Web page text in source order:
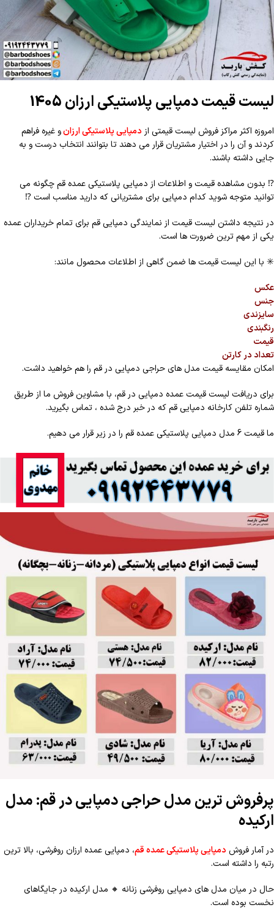
لیست قیمت دمپایی پلاستیکی ارزان 1405
امروزه اکثر مراکز فروش لیست قیمتی از دمپایی پلاستیکی ارزانو غیره فراهم
کردند و آن را در اختیار مشتریان قرار می دهند تا بتوانند انتخاب درست و به
جایی داشته باشند.
⁉️ بدون مشاهده قیمت و اطلاعات از دمپایی پلاستیکی عمده قم چگونه می
توانید متوجه شوید کدام دمپایی برای مشتریانی که دارید مناسب است ⁉️
در نتیجه داشتن لیست قیمت از نمایندگی دمپایی قم برای تمام خریداران عمده
یکی از مهم ترین ضرورت ها است.
✳️ با این لیست قیمت ها ضمن گاهی از اطلاعات محصول مانند:
عکس
جنس
سایزندی
رنگبندی
قیمت
تعداد در کارتن
امکان مقایسه قیمت مدل های حراجی دمپایی در قم را هم خواهید داشت.
برای دریافت لیست قیمت عمده دمپایی در قم، با مشاوین فروش ما از طریق
شماره تلفن کارخانه دمپایی قم که در خبر درج شده ، تماس بگیرید.
ما قیمت 6 مدل دمپایی پلاستیکی عمده قم را در زیر قرار می دهیم.
پرفروش ترین مدل حراجی دمپایی در قم: مدل
ارکیده
در آمار فروش دمپایی پلاستیکی عمده قم، دمپایی عمده ارزان روفرشی، بالا ترین
رتبه را داشته است.
حال در میان مدل های دمپایی روفرشی زنانه 🔸 مدل ارکیده در جایگاهای
نخست بوده است.